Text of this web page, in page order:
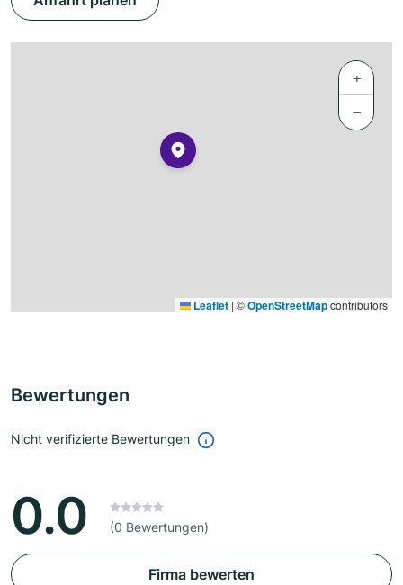
+
−
Leaflet | ©OpenStreetMapcontributors
Bewertungen
Nicht verifizierte Bewertungen
0.0 (0 Bewertungen)
Firma bewerten